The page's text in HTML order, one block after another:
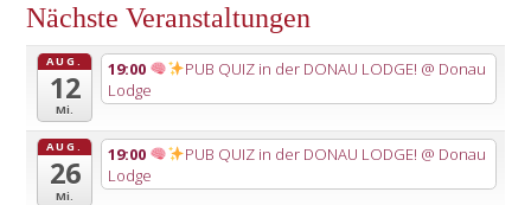
Nächste Veranstaltungen
AUG.
12
Mi.
19:00 PUB QUIZ in der DONAU LODGE! @ Donau
Lodge
AUG.
26
Mi.
19:00 PUB QUIZ in der DONAU LODGE! @ Donau
Lodge